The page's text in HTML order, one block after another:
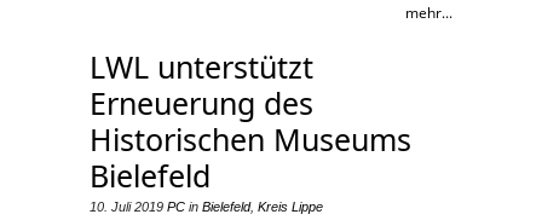
mehr...
LWL unterstützt
Erneuerung des
Historischen Museums
Bielefeld
10. Juli 2019 PC in Bielefeld, Kreis Lippe